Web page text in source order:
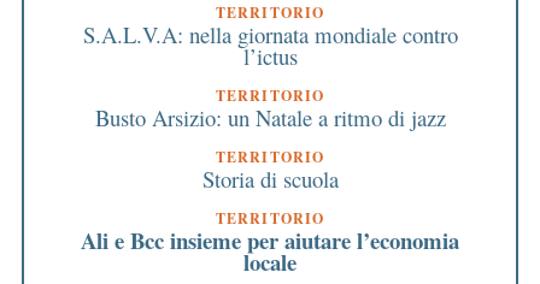
TERRITORIO
S.A.L.V.A: nella giornata mondiale contro
l’ictus
TERRITORIO
Busto Arsizio: un Natale a ritmo di jazz
TERRITORIO
Storia di scuola
TERRITORIO
Ali e Bcc insieme per aiutare l’economia
locale